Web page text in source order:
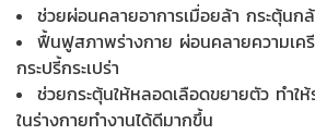
ช่วยผ่อนคลายอาการเมื่อยล้า กระตุ้นก
ฟื้นฟูสภาพร่างกาย ผ่อนคลายความเค
กระปรี้กระเปร่า
ช่วยกระตุ้นให้หลอดเลือดขยายตัว ทำใ
ในร่างกายทำงานได้ดีมากขึ้น